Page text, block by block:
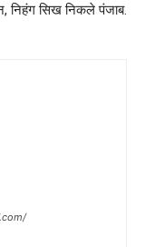
निहंग सिख निकले पंजाब.